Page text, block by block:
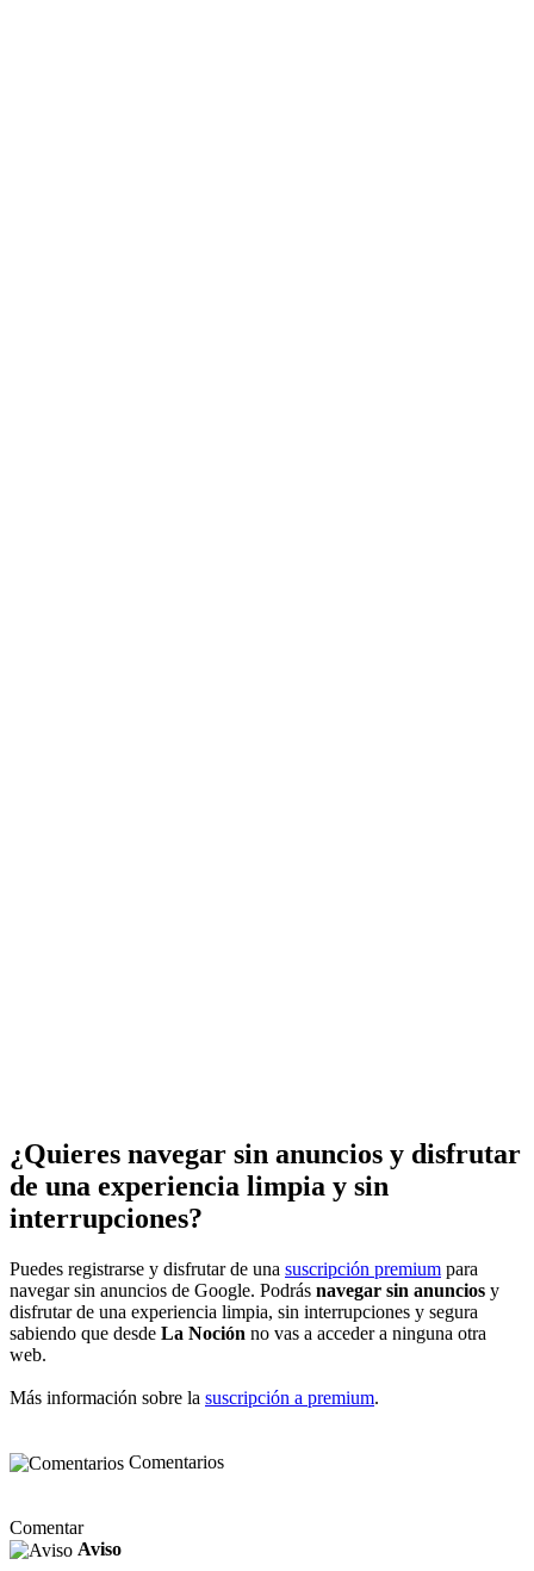
¿Quieres navegar sin anuncios y disfrutar
de una experiencia limpia y sin
interrupciones?
Puedes registrarse y disfrutar de una suscripción premium para
navegar sin anuncios de Google. Podrás navegar sin anuncios y
disfrutar de una experiencia limpia, sin interrupciones y segura
sabiendo que desde La Noción no vas a acceder a ninguna otra
web.
Más información sobre la suscripción a premium.
Comentarios
Comentar
Aviso